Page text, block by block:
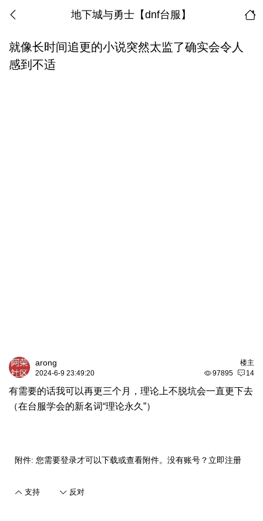
地下城与勇士【dnf台服】
就像长时间追更的小说突然太监了确实会令人
感到不适
楼主
arong
97895 14
2024-6-9 23:49:20
有需要的话我可以再更三个月，理论上不脱坑会一直更下去
（在台服学会的新名词“理论永久”）
附件: 您需要登录才可以下载或查看附件。没有账号？ 立即注册
支持 反对